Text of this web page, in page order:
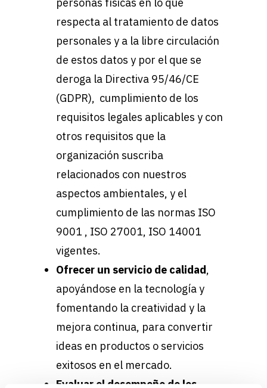
respecta al tratamiento de datos
personales y a la libre circulación
de estos datos y por el que se
deroga la Directiva 95/46/CE
(GDPR), cumplimiento de los
requisitos legales aplicables y con
otros requisitos que la
organización suscriba
relacionados con nuestros
aspectos ambientales, y el
cumplimiento de las normas ISO
9001 , ISO 27001, ISO 14001
vigentes.
Ofrecer un servicio de calidad,
apoyándose en la tecnología y
fomentando la creatividad y la
mejora continua, para convertir
ideas en productos o servicios
exitosos en el mercado.
Evaluar el desempeño de los